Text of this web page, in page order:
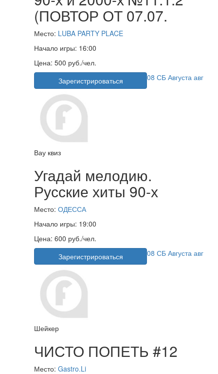
(ПОВТОР ОТ 07.07.
Место: LUBA PARTY PLACE
Начало игры: 16:00
Цена: 500 руб./чел.
Зарегистрироваться
08 СБ Августа авг
Вау квиз
Угадай мелодию.
Русские хиты 90-х
Место: ОДЕССА
Начало игры: 19:00
Цена: 600 руб./чел.
Зарегистрироваться
08 СБ Августа авг
Шейкер
ЧИСТО ПОПЕТЬ #12
Место: Gastro.Li